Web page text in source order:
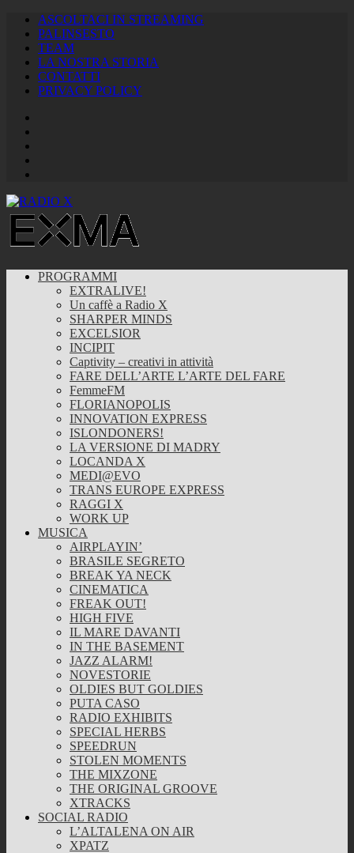
ASCOLTACI IN STREAMING
PALINSESTO
TEAM
LA NOSTRA STORIA
CONTATTI
PRIVACY POLICY
PROGRAMMI
EXTRALIVE!
Un caffè a Radio X
SHARPER MINDS
EXCELSIOR
INCIPIT
Captivity – creativi in attività
FARE DELL’ARTE L’ARTE DEL FARE
FemmeFM
FLORIANOPOLIS
INNOVATION EXPRESS
ISLONDONERS!
LA VERSIONE DI MADRY
LOCANDA X
MEDI@EVO
TRANS EUROPE EXPRESS
RAGGI X
WORK UP
MUSICA
AIRPLAYIN’
BRASILE SEGRETO
BREAK YA NECK
CINEMATICA
FREAK OUT!
HIGH FIVE
IL MARE DAVANTI
IN THE BASEMENT
JAZZ ALARM!
NOVESTORIE
OLDIES BUT GOLDIES
PUTA CASO
RADIO EXHIBITS
SPECIAL HERBS
SPEEDRUN
STOLEN MOMENTS
THE MIXZONE
THE ORIGINAL GROOVE
XTRACKS
SOCIAL RADIO
L’ALTALENA ON AIR
XPATZ